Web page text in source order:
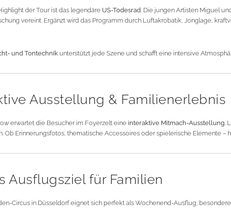
der Tour ist das legendäre US-Todesrad. Die jungen Artisten Miguel
vereint. Ergänzt wird das Programm durch Luftakrobatik, Jonglage,
und Tontechnik unterstützt jede Szene und schafft eine intensive
Ausstellung & Familienerlebnis
erwartet die Besucher im Foyerzelt eine interaktive Mitmach-Ausstellung.
Ob Erinnerungsfotos, thematische Accessoires oder spielerische Elemente –
Ausflugsziel für Familien
Circus in Düsseldorf eignet sich perfekt als Wochenend-Ausflug,